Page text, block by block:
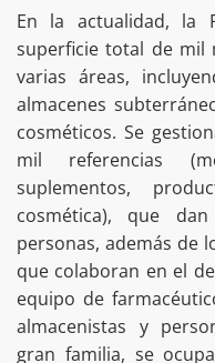
En la actualidad, la
superficie total de mil
varias áreas,
almacenes
cosméticos. Se
mil referencias
suplementos,
cosmética), que
personas, además de
que colaboran en el
equipo de
almacenistas y
gran familia, se